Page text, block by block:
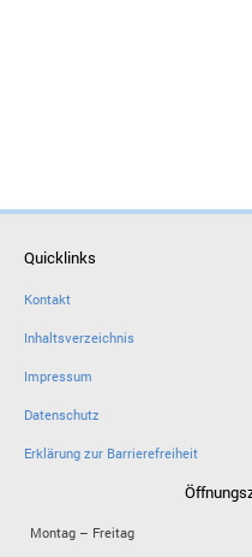
Quicklinks
Kontakt
Inhaltsverzeichnis
Impressum
Datenschutz
Erklärung zur Barrierefreiheit
Montag – Freitag